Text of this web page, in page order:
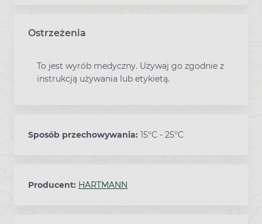
Ostrzeżenia
To jest wyrób medyczny. Używaj go zgodnie z
instrukcją używania lub etykietą.
Sposób przechowywania: 15°C - 25°C
Producent: HARTMANN